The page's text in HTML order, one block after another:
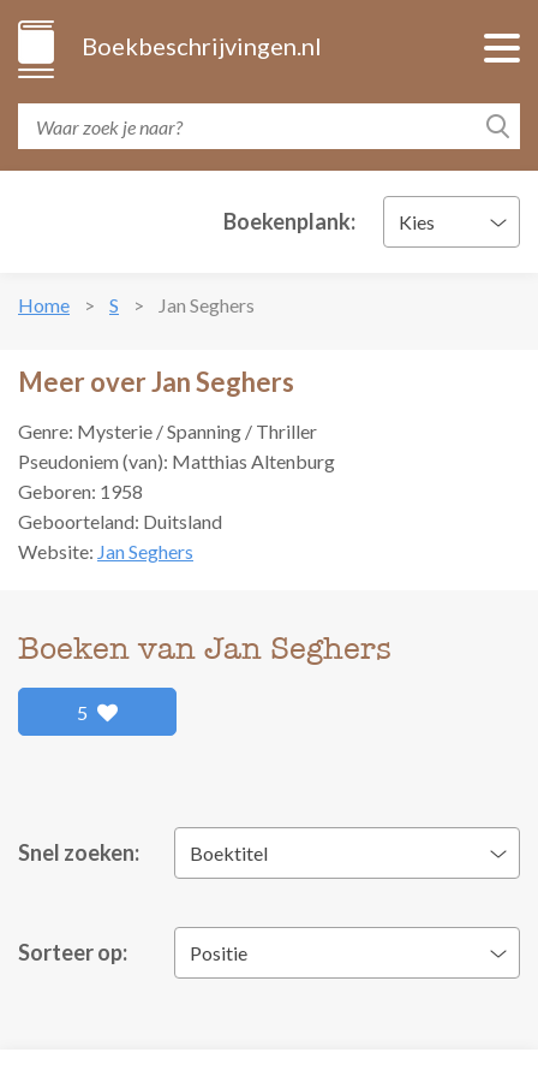
Boekbeschrijvingen.nl
Boekenplank: Kies
Home S Jan Seghers
Meer over Jan Seghers
Genre: Mysterie / Spanning / Thriller
Pseudoniem (van): Matthias Altenburg
Geboren: 1958
Geboorteland: Duitsland
Website: Jan Seghers
Boeken van Jan Seghers
5
Snel zoeken: Boektitel
Sorteer op: Positie